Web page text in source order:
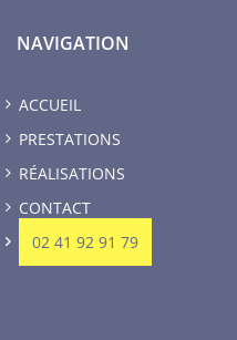
NAVIGATION
ACCUEIL
PRESTATIONS
RÉALISATIONS
CONTACT
02 41 92 91 79